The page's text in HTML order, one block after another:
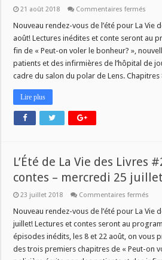
21 août 2018 Commentaires fermés
de
Vie
des
Livres
#6
–
Nouveau rendez-vous de l’été pour La Vie
août! Lectures inédites et conte seront au
fin de « Peut-on voler le bonheur? »,
patients et des infirmières de l’hôpital de
cadre du salon du polar de Lens.
Lire plus
L’Été de La Vie des Livres
contes – mercredi 25 juillet
23 juillet 2018 Commentaires fermés
de
Vie
des
#2
Nouveau rendez-vous de l’été pour La Vie
juillet! Lectures et contes seront au
épisodes inédits, les 8 et 22 août, on vous
des trois premiers chapitres de « Peut-on